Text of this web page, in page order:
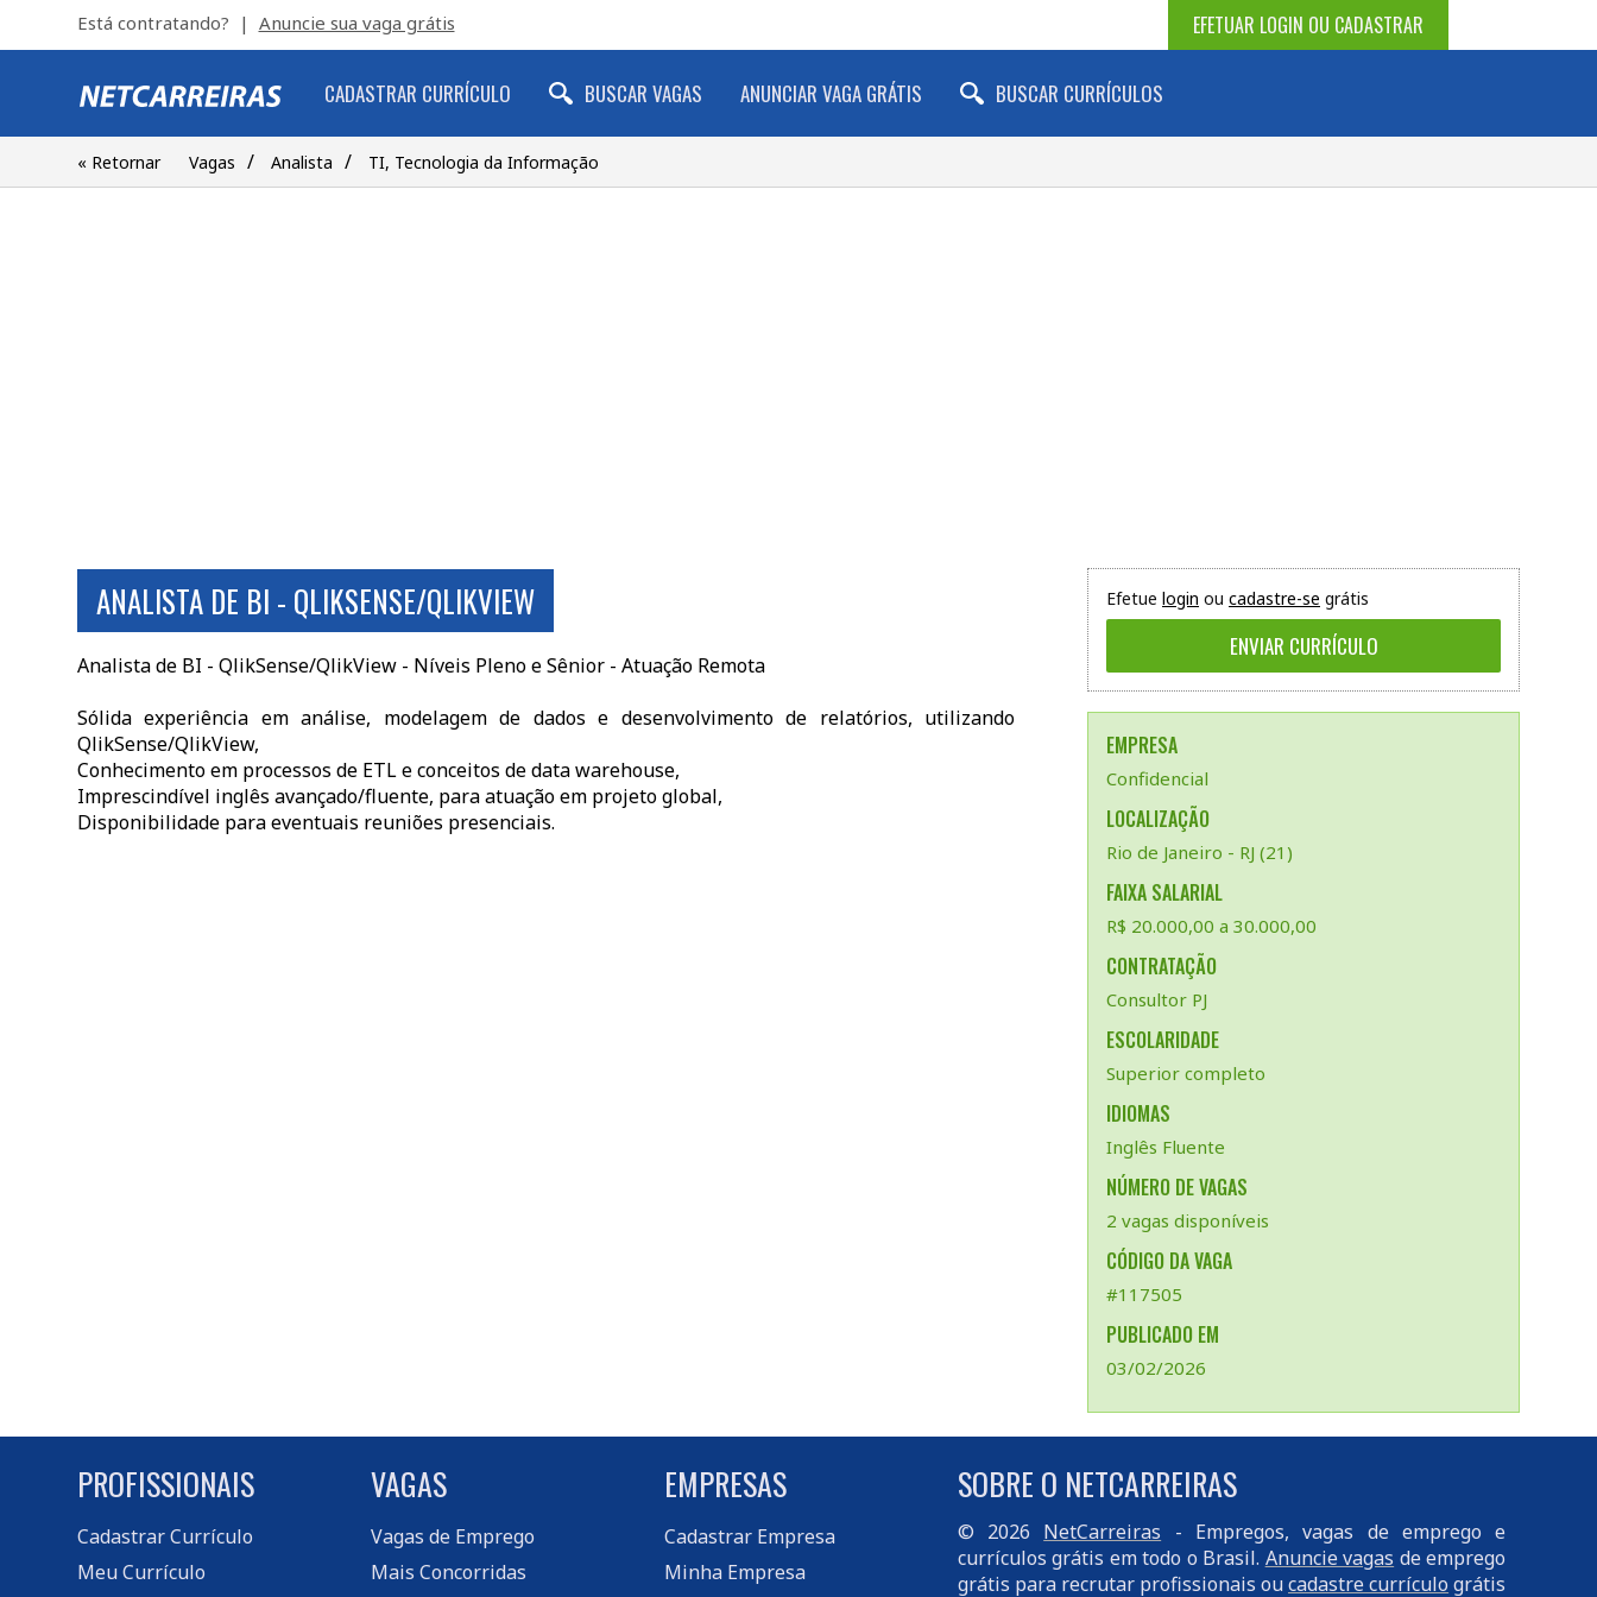
EFETUAR LOGIN OU CADASTRAR
Está contratando? | Anuncie sua vaga grátis
CADASTRAR CURRÍCULO BUSCAR VAGAS ANUNCIAR VAGA GRÁTIS BUSCAR CURRÍCULOS
« Retornar Vagas / Analista / TI, Tecnologia da Informação
Efetue login ou cadastre-se grátis
EMPRESA
Confidencial
LOCALIZAÇÃO
Rio de Janeiro - RJ (21)
FAIXA SALARIAL
R$ 20.000,00 a 30.000,00
CONTRATAÇÃO
Consultor PJ
ESCOLARIDADE
Superior completo
IDIOMAS
Inglês Fluente
NÚMERO DE VAGAS
2 vagas disponíveis
CÓDIGO DA VAGA
#117505
PUBLICADO EM
03/02/2026
ANALISTA DE BI - QLIKSENSE/QLIKVIEW
Analista de BI - QlikSense/QlikView - Níveis Pleno e Sênior - Atuação Remota
Sólida experiência em análise, modelagem de dados e desenvolvimento de relatórios, utilizando
QlikSense/QlikView,
Conhecimento em processos de ETL e conceitos de data warehouse,
Imprescindível inglês avançado/fluente, para atuação em projeto global,
Disponibilidade para eventuais reuniões presenciais.
PROFISSIONAIS
Cadastrar Currículo
Meu Currículo
VAGAS
Vagas de Emprego
Mais Concorridas
EMPRESAS
Cadastrar Empresa
Minha Empresa
SOBRE O NETCARREIRAS
© 2026 NetCarreiras - Empregos, vagas de emprego e
currículos grátis em todo o Brasil. Anuncie vagas de emprego
grátis para recrutar profissionais oucadastre currículo grátis